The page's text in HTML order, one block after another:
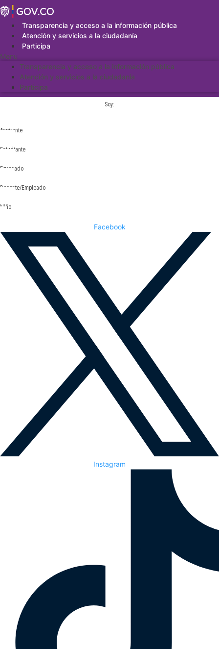
Saltar
al
contenidoTransparencia y acceso a la información pública
Atención y servicios a la ciudadanía
Participa
Menu
Transparencia y acceso a la información pública
Atención y servicios a la ciudadanía
Participa
Soy:
Aspirante
Estudiante
Egresado
Docente/Empleado
Niño
Facebook
Instagram